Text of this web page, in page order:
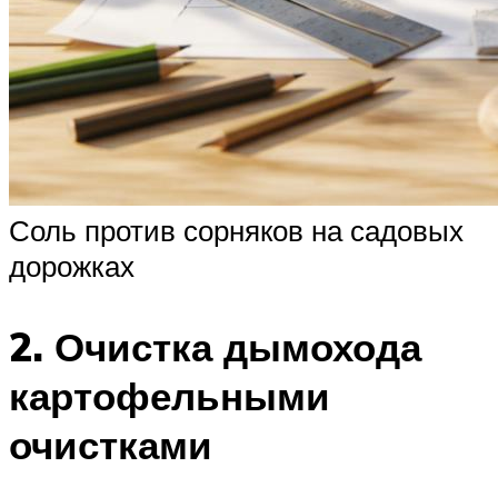
Соль против сорняков на садовых
дорожках
2. Очистка дымохода
картофельными
очистками